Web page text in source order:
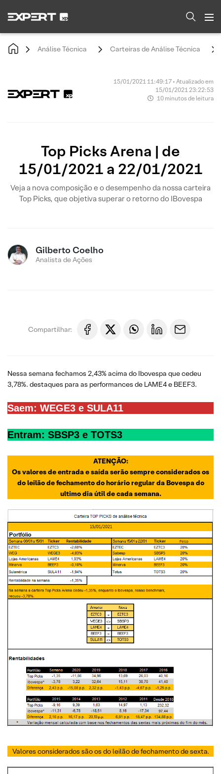
Análise Técnica Carteiras de Análise Técnica
15/01/2021 11:49:17 • Atualizado em
15/01/2021 23:22:53
10 minutos de leitura
Top Picks Arena | de
15/01/2021 a 22/01/2021
Veja a nova composição e o desempenho da nossa carteira
Top Picks, que objetiva superar o retorno do IBovespa
Gilberto Coelho
Analista de Ações
Compartilhar:
Nessa semana fechamos 2,43% acima do Ibovespa que cedeu
3,78%. destaques para as performances de LAME4 e BEEF3.
Saem: WEGE3 e SULA11
Entram: SBSP3 e TOTS3
ATENÇÃO:
Os valores de entrada e saída serão sempre considerados os
do leilão de fechamento do horário regular da Bovespa do
ultimo dia útil de cada semana.
Valores considerados são os do leilão de fechamento de sexta.